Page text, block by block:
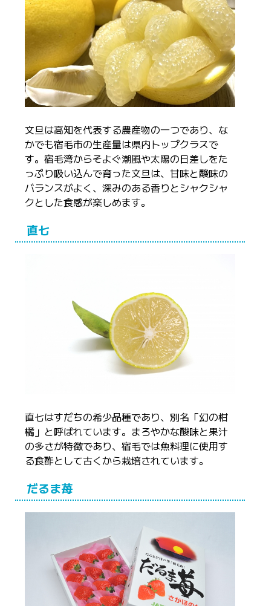
文旦は高知を代表する農産物の一つであり、な
かでも宿毛市の生産量は県内トップクラスで
す。宿毛湾からそよぐ潮風や太陽の日差しをた
っぷり吸い込んで育った文旦は、甘味と酸味の
バランスがよく、深みのある香りとシャクシャ
クとした食感が楽しめます。
直七
直七はすだちの希少品種であり、別名「幻の柑
橘」と呼ばれています。まろやかな酸味と果汁
の多さが特徴であり、宿毛では魚料理に使用す
る食酢として古くから栽培されています。
だるま苺